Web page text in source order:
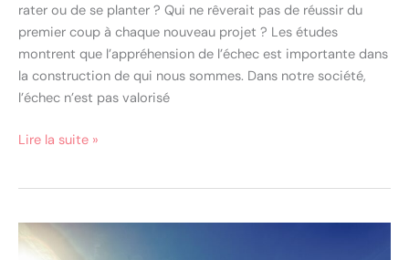
rater ou de se planter ? Qui ne rêverait pas de réussir du
premier coup à chaque nouveau projet ? Les études
montrent que l’appréhension de l’échec est importante dans
la construction de qui nous sommes. Dans notre société,
l’échec n’est pas valorisé
Lire la suite »
7
clés